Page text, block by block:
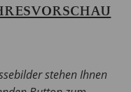
stehen Ihnen